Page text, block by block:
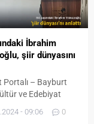
İbrahim
şiir dünyasını
Portalı – Bayburt
ve Edebiyat
haftalık
kültür
- 09:06 0